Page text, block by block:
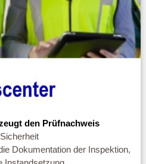
den Prüfnachweis
Dokumentation der Inspektion,